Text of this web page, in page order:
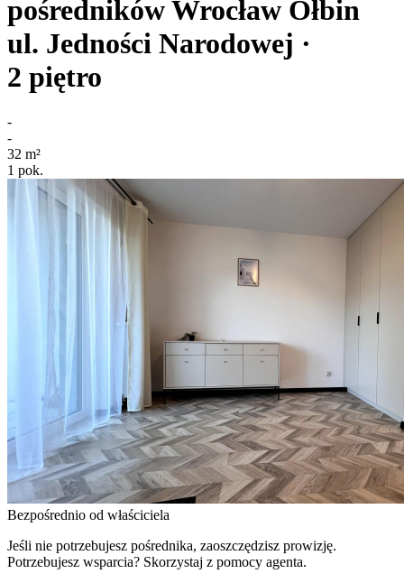
pośrednikówWrocław Ołbin
ul. Jedności Narodowej ·
2 piętro
-
-
32 m²
1 pok.
Bezpośrednio od właściciela
Jeśli nie potrzebujesz pośrednika, zaoszczędzisz prowizję.
Potrzebujesz wsparcia? Skorzystaj z pomocy agenta.